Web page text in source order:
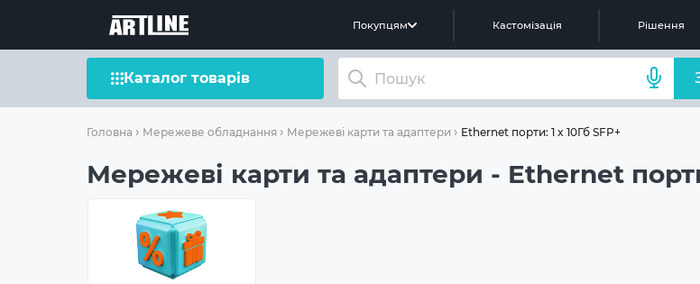
Покупцям Кастомізація Рішення
Каталог товарів
Головна Мережеве обладнання Мережеві карти та адаптери Ethernet порти: 1 x 10Гб SFP+
Мережеві карти та адаптери - Ethernet